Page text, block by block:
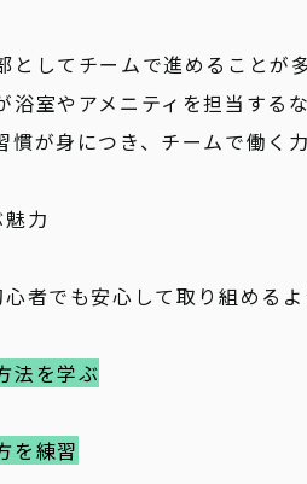
してチームで進めることが多
室やアメニティを担当する
が身につき、チームで働く
力
者でも安心して取り組める
法を学ぶ
を練習